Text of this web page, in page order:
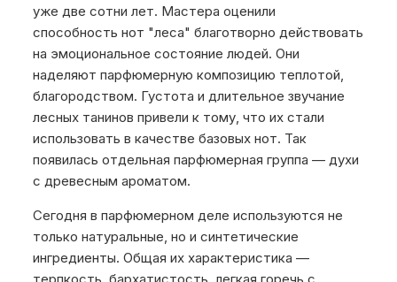
уже две сотни лет. Мастера оценили
способность нот "леса" благотворно действовать
на эмоциональное состояние людей. Они
наделяют парфюмерную композицию теплотой,
благородством. Густота и длительное звучание
лесных танинов привели к тому, что их стали
использовать в качестве базовых нот. Так
появилась отдельная парфюмерная группа — духи
с древесным ароматом.
Сегодня в парфюмерном деле используются не
только натуральные, но и синтетические
ингредиенты. Общая их характеристика —